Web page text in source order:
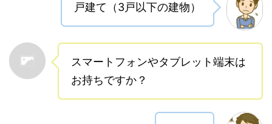
戸建て（3戸以下の建物）
スマートフォンやタブレット端末は
お持ちですか？